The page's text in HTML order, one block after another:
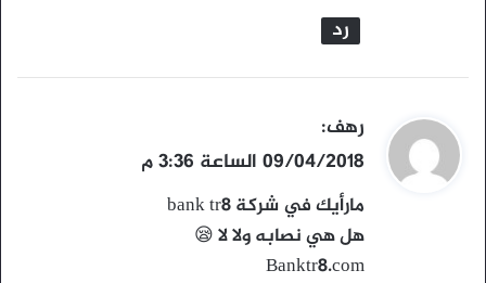
رد
ي
ق
و
ل
رهف:
09/04/2018 الساعة 3:36 م
مارأيك في شركة bank tr8
هل هي نصابه ولا لا 😪
Banktr8.com